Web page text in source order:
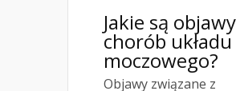
Jakie są objawy
chorób układu
moczowego?
Objawy związane z